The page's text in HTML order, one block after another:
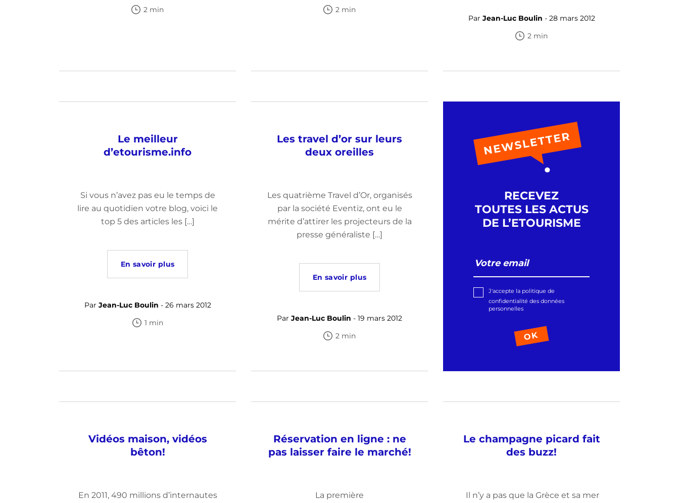
2 min
2 min
Par Jean-Luc Boulin - 28 mars 2012
2 min
Le meilleur
d’etourisme.info
Si vous n’avez pas eu le temps de
lire au quotidien votre blog, voici le
top 5 des articles les […]
En savoir plus
Par Jean-Luc Boulin - 26 mars 2012
1 min
Les travel d’or sur leurs
deux oreilles
Les quatrième Travel d’Or, organisés
par la société Eventiz, ont eu le
mérite d’attirer les projecteurs de la
presse généraliste […]
En savoir plus
Par Jean-Luc Boulin - 19 mars 2012
2 min
RECEVEZ
TOUTES LES ACTUS
DE L’ETOURISME
J'accepte la politique de
confidentialité des données
personnelles
Vidéos maison, vidéos
bêton!
En 2011, 490 millions d’internautes
Réservation en ligne : ne
pas laisser faire le marché!
La première
Le champagne picard fait
des buzz!
Il n’y a pas que la Grèce et sa mer